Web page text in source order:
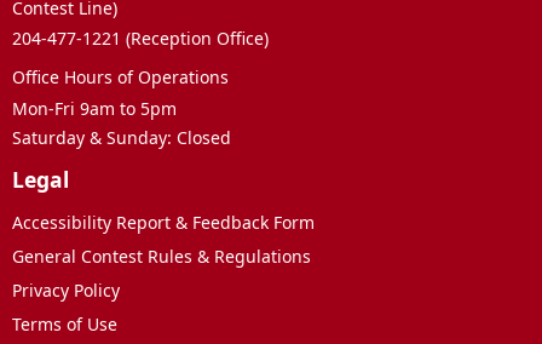
Contest Line)
204-477-1221 (Reception Office)
Office Hours of Operations
Mon-Fri 9am to 5pm
Saturday & Sunday: Closed
Legal
Accessibility Report & Feedback Form
General Contest Rules & Regulations
Privacy Policy
Terms of Use